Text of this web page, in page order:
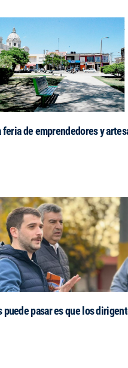
de emprendedores y
puede pasar es que los